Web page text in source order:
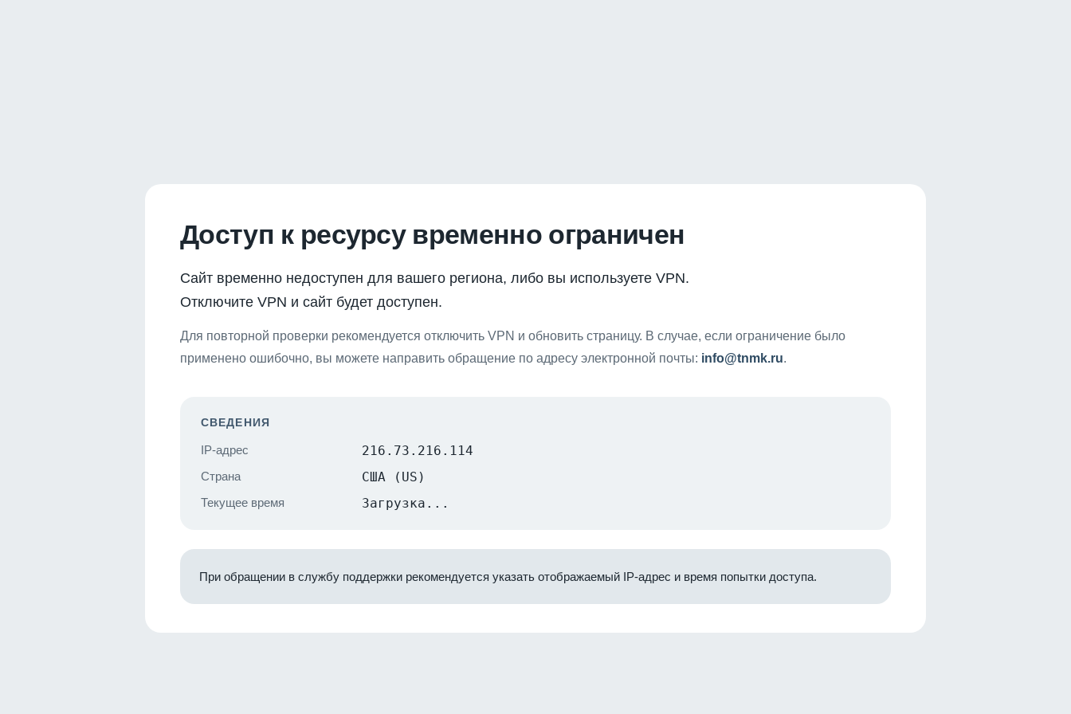
Доступ к ресурсу временно ограничен
Сайт временно недоступен для вашего региона, либо вы используете VPN.
Отключите VPN и сайт будет доступен.
Для повторной проверки рекомендуется отключить VPN и обновить страницу. В случае, если ограничение было
применено ошибочно, вы можете направить обращение по адресу электронной почты: info@tnmk.ru.
СВЕДЕНИЯ
IP-адрес 216.73.216.114
Страна США (US)
Текущее время Загрузка...
При обращении в службу поддержки рекомендуется указать отображаемый IP-адрес и время попытки доступа.